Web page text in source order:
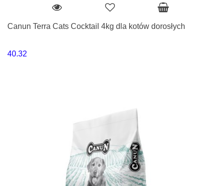
Canun Terra Cats Cocktail 4kg dla kotów dorosłych
40.32